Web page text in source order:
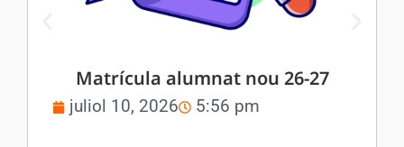
Matrícula alumnat nou 26-27
juliol 10, 2026 5:56 pm